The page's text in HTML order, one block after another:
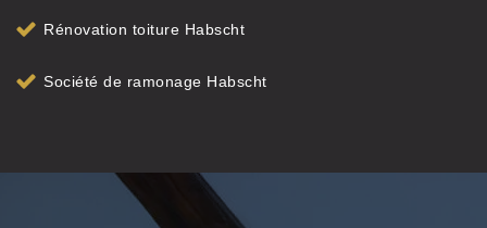
Rénovation toiture Habscht
Société de ramonage Habscht